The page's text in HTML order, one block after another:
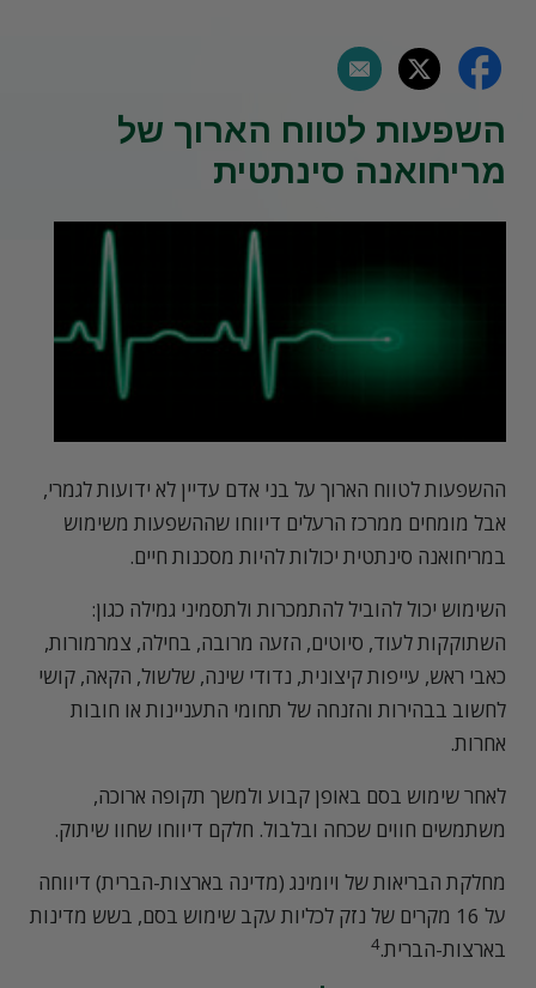
השפעות לטווח הארוך של
מריחואנה סינתטית
ההשפעות לטווח הארוך על בני אדם עדיין לא ידועות לגמרי,
אבל מומחים ממרכז הרעלים דיווחו שההשפעות משימוש
במריחואנה סינתטית יכולות להיות מסכנות חיים.
השימוש יכול להוביל להתמכרות ולתסמיני גמילה כגון:
השתוקקות לעוד, סיוטים, הזעה מרובה, בחילה, צמרמורות,
כאבי ראש, עייפות קיצונית, נדודי שינה, שלשול, הקאה, קושי
לחשוב בבהירות והזנחה של תחומי התעניינות או חובות
אחרות.
לאחר שימוש בסם באופן קבוע ולמשך תקופה ארוכה,
משתמשים חווים שכחה ובלבול. חלקם דיווחו שחוו שיתוק.
מחלקת הבריאות של ויומינג (מדינה בארצות-הברית) דיווחה
על 16 מקרים של נזק לכליות עקב שימוש בסם, בשש מדינות
בארצות-הברית.4